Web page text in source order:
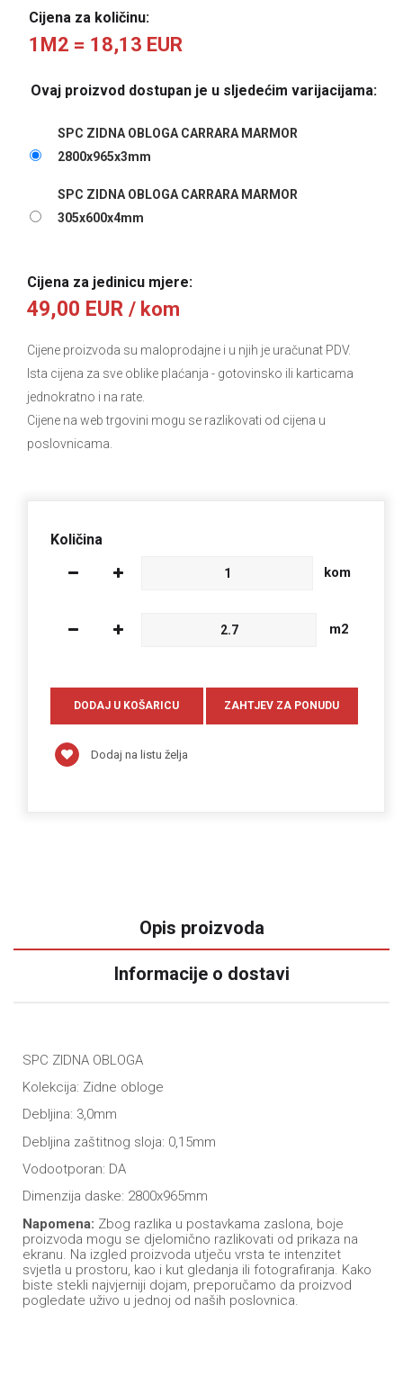
Cijena za količinu:
1M2 = 18,13 EUR
Ovaj proizvod dostupan je u sljedećim varijacijama:
SPC ZIDNA OBLOGA CARRARA MARMOR
2800x965x3mm
SPC ZIDNA OBLOGA CARRARA MARMOR
305x600x4mm
Cijena za jedinicu mjere:
49,00 EUR / kom
Cijene proizvoda su maloprodajne i u njih je uračunat PDV.
Ista cijena za sve oblike plaćanja - gotovinsko ili karticama
jednokratno i na rate.
Cijene na web trgovini mogu se razlikovati od cijena u
poslovnicama.
Količina
kom
m2
Dodaj na listu želja
Opis proizvoda
Informacije o dostavi
SPC ZIDNA OBLOGA
Kolekcija: Zidne obloge
Debljina: 3,0mm
Debljina zaštitnog sloja: 0,15mm
Vodootporan: DA
Dimenzija daske: 2800x965mm
Napomena: Zbog razlika u postavkama zaslona, boje
proizvoda mogu se djelomično razlikovati od prikaza na
ekranu. Na izgled proizvoda utječu vrsta te intenzitet
svjetla u prostoru, kao i kut gledanja ili fotografiranja. Kako
biste stekli najvjerniji dojam, preporučamo da proizvod
pogledate uživo u jednoj od naših poslovnica.